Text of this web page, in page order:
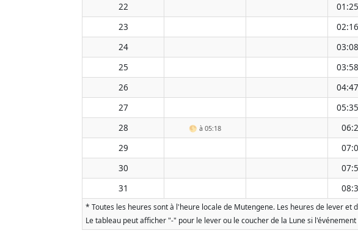
22
01:25
23
02:16
24
03:08
25
03:58
26
04:47
27
05:35
28
🌕 à 05:18
29
30
31
* Toutes les heures sont à l'heure locale de Mutengene. Les heures de lever
Le tableau peut afficher "-" pour le lever ou le coucher de la Lune si